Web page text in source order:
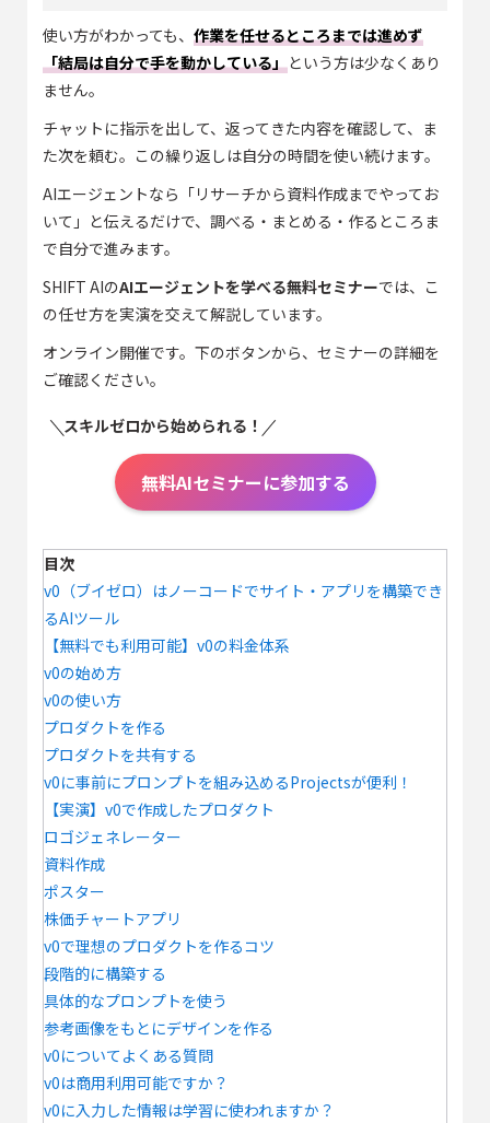
使い方がわかっても、 作業を任せるところまでは進めず
「結局は自分で手を動かしている」という方は少なくあり
ません。
チャットに指示を出して、返ってきた内容を確認して、ま
た次を頼む。この繰り返しは自分の時間を使い続けます。
AIエージェントなら「リサーチから資料作成までやってお
いて」と伝えるだけで、調べる・まとめる・作るところま
で自分で進みます。
SHIFT AIのAIエージェントを学べる無料セミナーでは、こ
の任せ方を実演を交えて解説しています。
オンライン開催です。下のボタンから、セミナーの詳細を
ご確認ください。
スキルゼロから始められる！
無料AIセミナーに参加する
目次
v0（ブイゼロ）はノーコードでサイト・アプリを構築でき
るAIツール
【無料でも利用可能】v0の料金体系
v0の始め方
v0の使い方
プロダクトを作る
プロダクトを共有する
v0に事前にプロンプトを組み込めるProjectsが便利！
【実演】v0で作成したプロダクト
ロゴジェネレーター
資料作成
ポスター
株価チャートアプリ
v0で理想のプロダクトを作るコツ
段階的に構築する
具体的なプロンプトを使う
参考画像をもとにデザインを作る
v0についてよくある質問
v0は商用利用可能ですか？
v0に入力した情報は学習に使われますか？